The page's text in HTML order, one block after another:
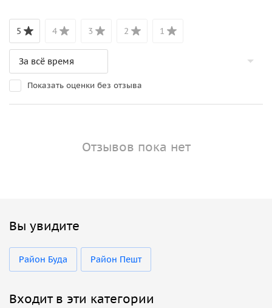
5 4 3 2 1
Показать оценки без отзыва
Отзывов пока нет
Вы увидите
Район Буда Район Пешт
Входит в эти категории